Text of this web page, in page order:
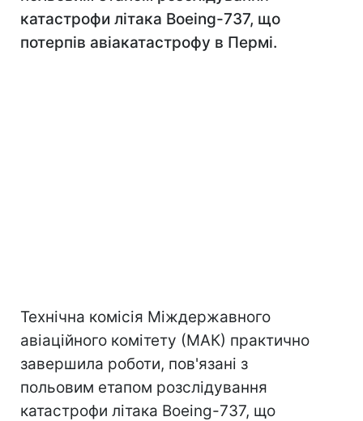
катастрофи літака Boeing-737, що
потерпів авіакатастрофу в Пермі.
Технічна комісія Міждержавного
авіаційного комітету (МАК) практично
завершила роботи, пов'язані з
польовим етапом розслідування
катастрофи літака Boeing-737, що